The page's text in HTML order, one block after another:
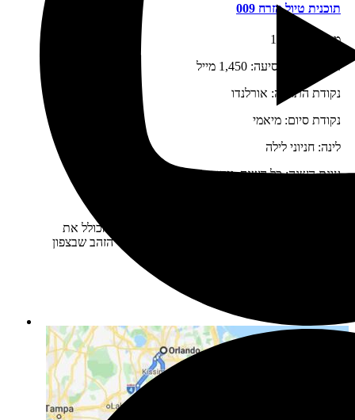
תוכנית טיול מזרח 009
מספר ימים:
18
אורך מסלול נסיעה: 1,450 מייל
נקודת התחלה: אורלנדו
נקודת סיום: מיאמי
לינה: חניוני לילה
עונת השנה:כל השנה, עדיף אביב וסתיו
תוכנית טיול מזרח 009 - מסלול נהדר הכולל את
המיטב של מדינת פלורידה החל מהמעיינות וחופי הזהב שבצפון